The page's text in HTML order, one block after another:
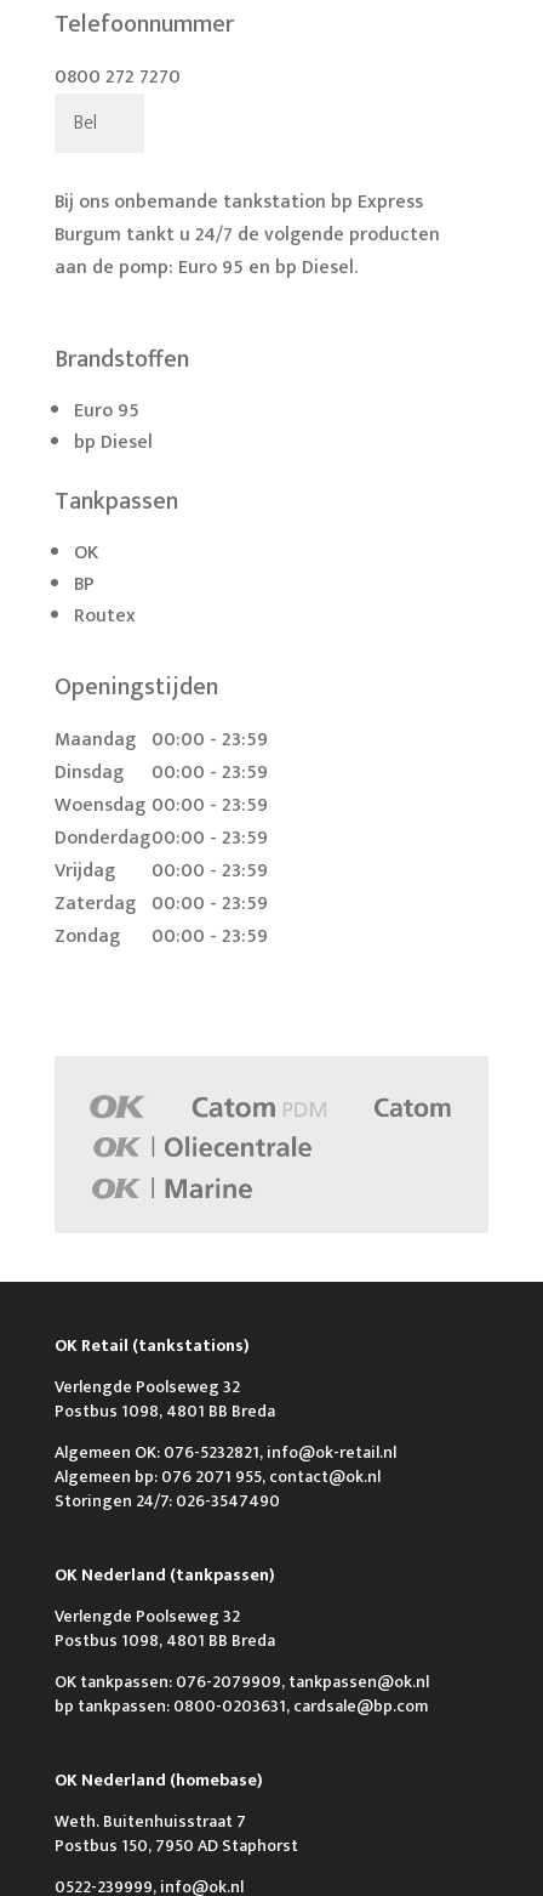
Telefoonnummer
0800 272 7270
Bel
Bij ons onbemande tankstation bp Express
Burgum tankt u 24/7 de volgende producten
aan de pomp: Euro 95 en bp Diesel.
Brandstoffen
Euro 95
bp Diesel
Tankpassen
OK
BP
Routex
Openingstijden
Maandag 00:00 - 23:59
Dinsdag
00:00 - 23:59
Woensdag 00:00 - 23:59
Donderdag00:00 - 23:59
Vrijdag
00:00 - 23:59
Zaterdag 00:00 - 23:59
Zondag
00:00 - 23:59
OK Retail (tankstations)
Verlengde Poolseweg 32
Postbus 1098, 4801 BB Breda
Algemeen OK: 076-5232821, info@ok-retail.nl
Algemeen bp: 076 2071 955, contact@ok.nl
Storingen 24/7: 026-3547490
OK Nederland (tankpassen)
Verlengde Poolseweg 32
Postbus 1098, 4801 BB Breda
OK tankpassen: 076-2079909, tankpassen@ok.nl
bp tankpassen: 0800-0203631, cardsale@bp.com
OK Nederland (homebase)
Weth. Buitenhuisstraat 7
Postbus 150, 7950 AD Staphorst
0522-239999, info@ok.nl